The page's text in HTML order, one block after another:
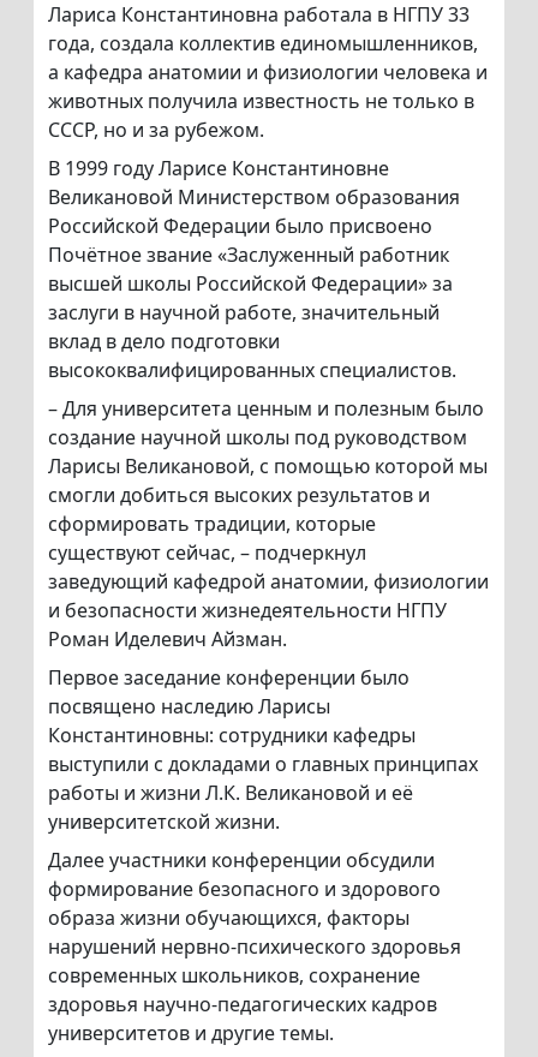
Лариса Константиновна работала в НГПУ 33
года, создала коллектив единомышленников,
а кафедра анатомии и физиологии человека и
животных получила известность не только в
СССР, но и за рубежом.
В 1999 году Ларисе Константиновне
Великановой Министерством образования
Российской Федерации было присвоено
Почётное звание «Заслуженный работник
высшей школы Российской Федерации» за
заслуги в научной работе, значительный
вклад в дело подготовки
высококвалифицированных специалистов.
– Для университета ценным и полезным было
создание научной школы под руководством
Ларисы Великановой, с помощью которой мы
смогли добиться высоких результатов и
сформировать традиции, которые
существуют сейчас, – подчеркнул
заведующий кафедрой анатомии, физиологии
и безопасности жизнедеятельности НГПУ
Роман Иделевич Айзман.
Первое заседание конференции было
посвящено наследию Ларисы
Константиновны: сотрудники кафедры
выступили с докладами о главных принципах
работы и жизни Л.К. Великановой и её
университетской жизни.
Далее участники конференции обсудили
формирование безопасного и здорового
образа жизни обучающихся, факторы
нарушений нервно-психического здоровья
современных школьников, сохранение
здоровья научно-педагогических кадров
университетов и другие темы.